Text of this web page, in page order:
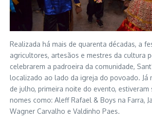
Realizada há mais de quarenta décadas, a
agricultores, artesãos e mestres da cultura
celebrarem a padroeira da comunidade,
localizado ao lado da igreja do povoado. Já
de julho, primeira noite do evento, estiveram
nomes como: Aleff Rafael & Boys na Farra,
Wagner Carvalho e Valdinho Paes.